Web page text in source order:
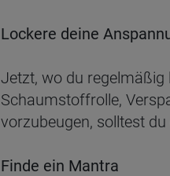
Lockere deine
Jetzt, wo du regelmäßig
Schaumstoffrolle,
vorzubeugen, solltest
Finde ein Mantra